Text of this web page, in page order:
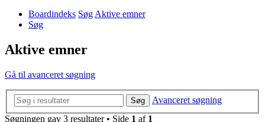
Boardindeks SøgAktive emner
Søg
Aktive emner
Gå til avanceret søgning
Søg
Avanceret søgning
Søgningen gav 3 resultater • Side 1 af 1